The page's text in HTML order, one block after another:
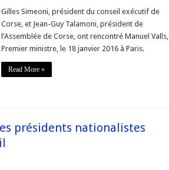
Gilles Simeoni, président du conseil exécutif de
Corse, et Jean-Guy Talamoni, président de
l’Assemblée de Corse, ont rencontré Manuel Valls,
Premier ministre, le 18 janvier 2016 à Paris.
Read More »
présidents nationalistes